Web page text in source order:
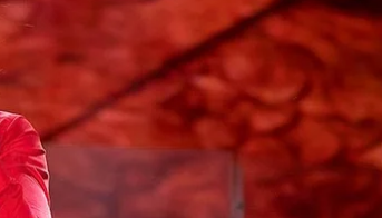
идеология. Я выходец из села. И я
не работал, как работают люди в селе, я
хочется, чтобы наша сельская
— сказал он.
регионам Украины в поддержку
городе Фастов Киевской области.